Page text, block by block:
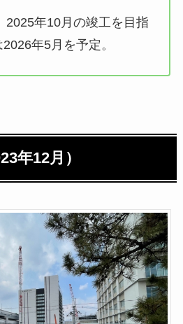
2025年10月の竣工を目指
年5月を予定。
年12月）